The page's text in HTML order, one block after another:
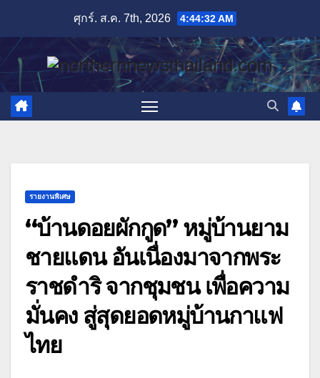
content
ศุกร์. ส.ค. 7th, 2026 4:44:34 AM
รายงานพิเศษ
“บ้านดอยผักกูด” หมู่บ้านยาม
ชายแดน อันเนื่องมาจากพระ
ราชดำริ จากชุมชน เพื่อความ
มั่นคง สู่สุดยอดหมู่บ้านกาแฟ
ไทย